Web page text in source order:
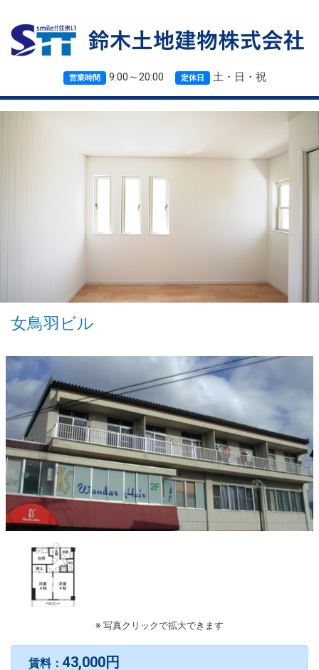
営業時間 9:00～20:00 定休日 土・日・祝
女鳥羽ビル
※ 写真クリックで拡大できます
賃料： 43,000円